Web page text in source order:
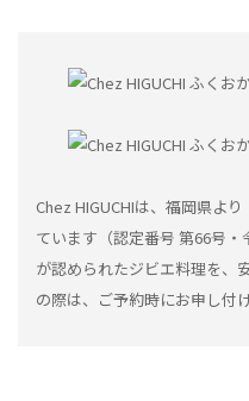
Chez HIGUCHIは、福岡県より
ています（認定番号 第66号
が認められたジビエ料理を、
の際は、ご予約時にお申し付